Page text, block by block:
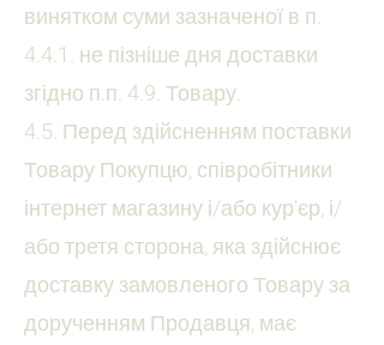
винятком суми зазначеної в п.
4.4.1. не пізніше дня доставки
згідно п.п. 4.9. Товару.
4.5. Перед здійсненням поставки
Товару Покупцю, співробітники
інтернет магазину і/або кур’єр, і/
або третя сторона, яка здійснює
доставку замовленого Товару за
дорученням Продавця, має